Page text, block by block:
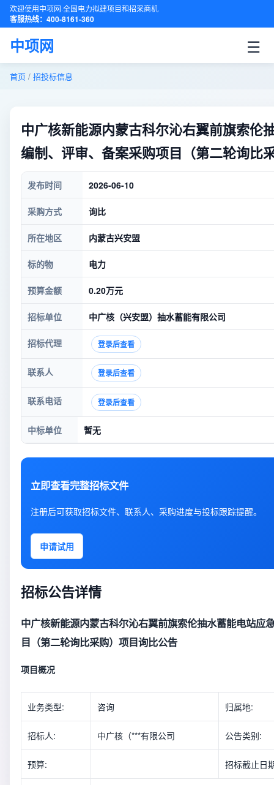
欢迎使用中项网·全国电力拟建项目和招采商机
客服热线：400-8161-360
中项网 ☰
首页 / 招投标信息
中广核新能源内蒙古科尔沁右翼前旗索伦
编制、评审、备案采购项目（第二轮询比
发布时间 2026-06-10
采购方式 询比
所在地区 内蒙古兴安盟
标的物 电力
预算金额 0.20万元
招标单位 中广核（兴安盟）抽水蓄能有限公司
招标代理 登录后查看
联系人 登录后查看
联系电话 登录后查看
中标单位 暂无
立即查看完整招标文件
注册后可获取招标文件、联系人、采购进度与投标跟踪提醒。
申请试用
招标公告详情
中广核新能源内蒙古科尔沁右翼前旗索伦抽水蓄能电站应
目（第二轮询比采购）项目询比公告
项目概况
业务类型: 咨询 归属地:
招标人: 中广核（***有限公司 公告类别:
预算: 招标截止日